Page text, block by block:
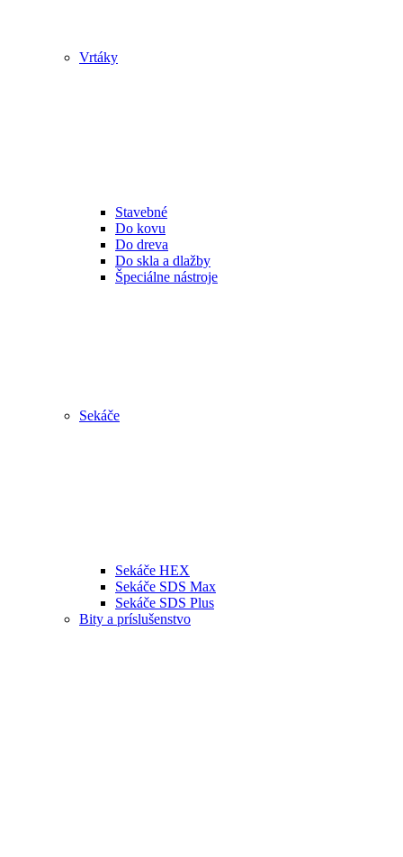
Vrtáky
Stavebné
Do kovu
Do dreva
Do skla a dlažby
Špeciálne nástroje
Sekáče
Sekáče HEX
Sekáče SDS Max
Sekáče SDS Plus
Bity a príslušenstvo